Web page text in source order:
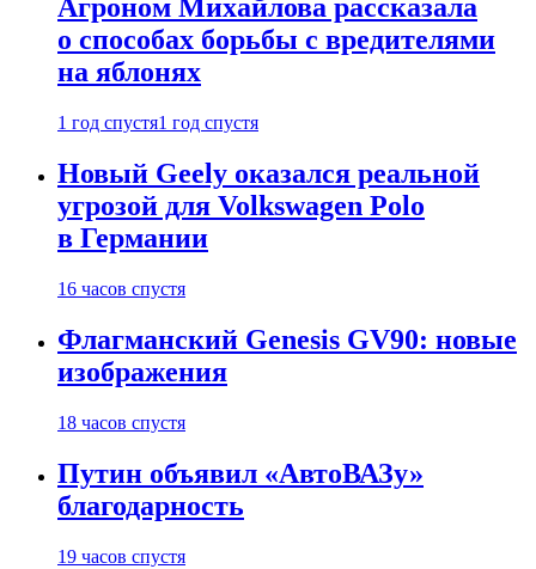
Агроном Михайлова рассказала
о способах борьбы с вредителями
на яблонях
1 год спустя1 год спустя
Новый Geely оказался реальной
угрозой для Volkswagen Polo
в Германии
16 часов спустя
Флагманский Genesis GV90: новые
изображения
18 часов спустя
Путин объявил «АвтоВАЗу»
благодарность
19 часов спустя